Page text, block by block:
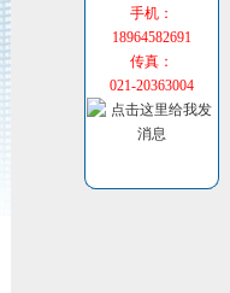
手机：
18964582691
传真：
021-20363004